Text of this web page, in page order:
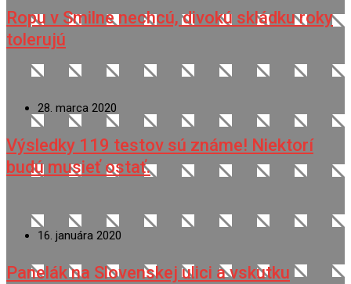
Ropu v Smilne nechcú, divokú skládku roky
tolerujú
28. marca 2020
Výsledky 119 testov sú známe! Niektorí
budú musieť ostať.
16. januára 2020
Panelák na Slovenskej ulici a vskutku